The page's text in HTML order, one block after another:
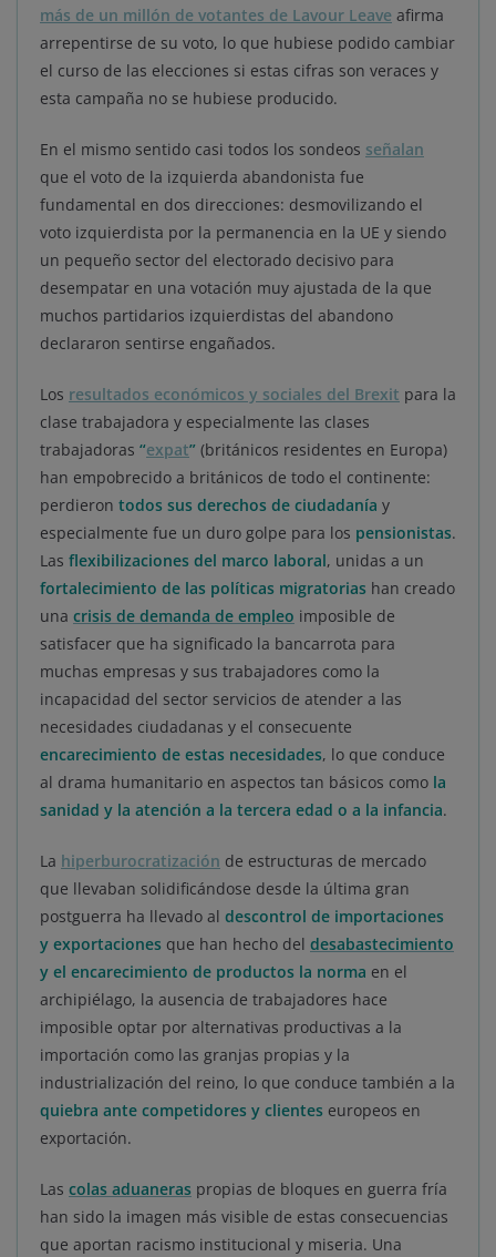
más de un millón de votantes de Lavour Leave afirma
arrepentirse de su voto, lo que hubiese podido cambiar
el curso de las elecciones si estas cifras son veraces y
esta campaña no se hubiese producido.
En el mismo sentido casi todos los sondeos señalan
que el voto de la izquierda abandonista fue
fundamental en dos direcciones: desmovilizando el
voto izquierdista por la permanencia en la UE y siendo
un pequeño sector del electorado decisivo para
desempatar en una votación muy ajustada de la que
muchos partidarios izquierdistas del abandono
declararon sentirse engañados.
Los resultados económicos y sociales del Brexit para la
clase trabajadora y especialmente las clases
trabajadoras “expat” (británicos residentes en Europa)
han empobrecido a británicos de todo el continente:
perdieron todos sus derechos de ciudadanía y
especialmente fue un duro golpe para los pensionistas.
Las flexibilizaciones del marco laboral, unidas a un
fortalecimiento de las políticas migratorias han creado
una crisis de demanda de empleo imposible de
satisfacer que ha significado la bancarrota para
muchas empresas y sus trabajadores como la
incapacidad del sector servicios de atender a las
necesidades ciudadanas y el consecuente
encarecimiento de estas necesidades, lo que conduce
al drama humanitario en aspectos tan básicos como la
sanidad y la atención a la tercera edad o a la infancia.
La hiperburocratización de estructuras de mercado
que llevaban solidificándose desde la última gran
postguerra ha llevado al descontrol de importaciones
y exportaciones que han hecho del desabastecimiento
y el encarecimiento de productos la norma en el
archipiélago, la ausencia de trabajadores hace
imposible optar por alternativas productivas a la
importación como las granjas propias y la
industrialización del reino, lo que conduce también a la
quiebra ante competidores y clientes europeos en
exportación.
Las colas aduaneras propias de bloques en guerra fría
han sido la imagen más visible de estas consecuencias
que aportan racismo institucional y miseria. Una